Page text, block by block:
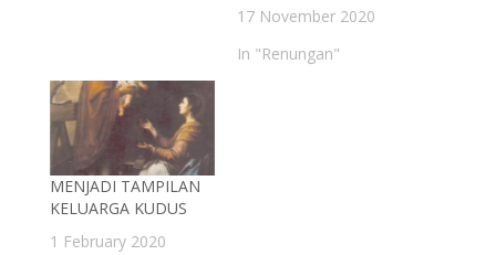
17 November 2020
In "Renungan"
MENJADI TAMPILAN
KELUARGA KUDUS
1 February 2020